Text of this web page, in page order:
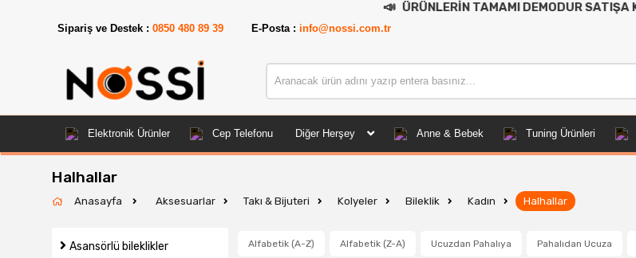
ÜRÜNLERİN TAMAMI DEMODUR SATIŞA KAPALIDIR !
Sipariş ve Destek : 0850 480 89 39 E-Posta :info@nossi.com.tr
Elektronik Ürünler Cep Telefonu Diğer Herşey Anne & Bebek Tuning Ürünleri
Halhallar
Anasayfa Aksesuarlar Takı & Bijuteri Kolyeler Bileklik Kadın Halhallar
Asansörlü bileklikler
Alfabetik (A-Z) Alfabetik (Z-A) Ucuzdan Pahalıya Pahalıdan Ucuza